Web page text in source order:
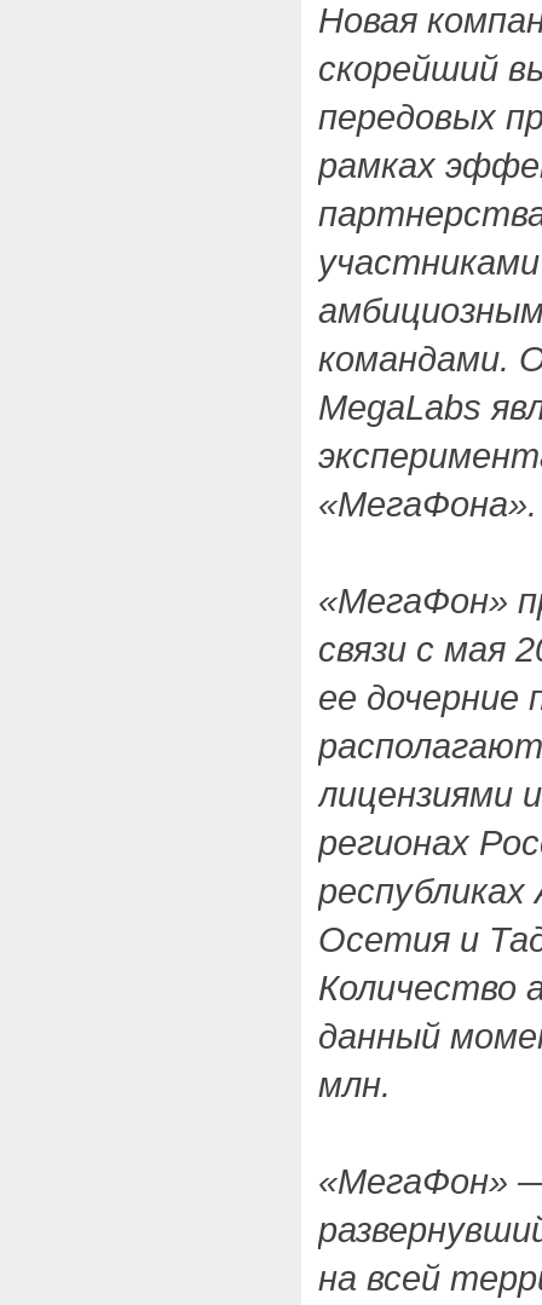
Новая
скорейший
передовых
рамках
командами.
MegaLabs
«МегаФона».
«МегаФон»
связи с мая
ее дочерние
лицензиями
регионах
Осетия и
Количество
данный
млн.
«МегаФон»
на всей